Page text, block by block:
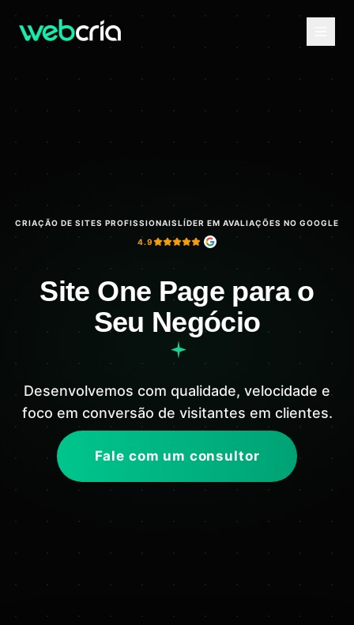
CRIAÇÃO DE SITES PROFISSIONAISLÍDER EM AVALIAÇÕES NO GOOGLE
4.9
Site One Page para o
Seu Negócio
Desenvolvemos com qualidade, velocidade e
foco em conversão de visitantes em clientes.
Fale com um consultor